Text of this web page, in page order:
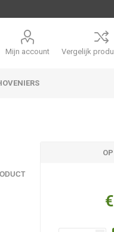
Mijn account Vergelijk